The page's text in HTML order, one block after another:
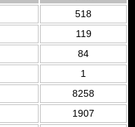
518
119
84
1
8258
1907